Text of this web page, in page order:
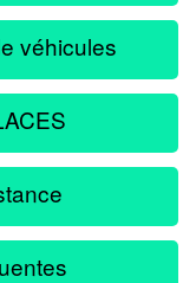
véhicules